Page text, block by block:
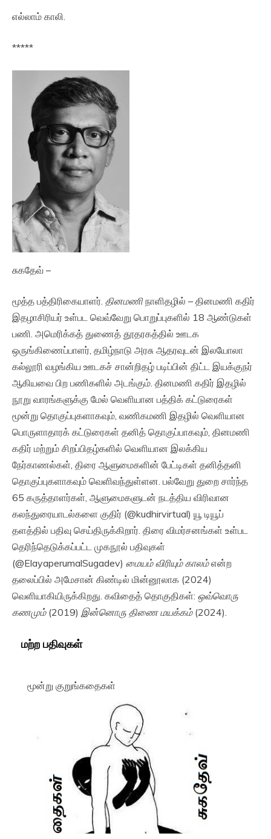
எல்லாம் காலி.
*****
சுகதேவ் –
மூத்த பத்திரிகையாளர். தினமணி நாளிதழில் – தினமணி கதிர்
இதழாசிரியர் உள்பட வெவ்வேறு பொறுப்புகளில் 18 ஆண்டுகள்
பணி. அமெரிக்கத் துணைத் தூதரகத்தில் ஊடக
ஒருங்கிணைப்பாளர், தமிழ்நாடு அரசு ஆதரவுடன் இலயோலா
கல்லூரி வழங்கிய ஊடகச் சான்றிதழ் படிப்பின் திட்ட இயக்குநர்
ஆகியவை பிற பணிகளில் அடங்கும். தினமணி கதிர் இதழில்
நூறு வாரங்களுக்கு மேல் வெளியான பத்திக் கட்டுரைகள்
மூன்று தொகுப்புகளாகவும், வணிகமணி இதழில் வெளியான
பொருளாதாரக் கட்டுரைகள் தனித் தொகுப்பாகவும், தினமணி
கதிர் மற்றும் சிறப்பிதழ்களில் வெளியான இலக்கிய
நேர்காணல்கள், திரை ஆளுமைகளின் பேட்டிகள் தனித்தனி
தொகுப்புகளாகவும் வெளிவந்துள்ளன. பல்வேறு துறை சார்ந்த
65 கருத்தாளர்கள், ஆளுமைகளுடன் நடத்திய விரிவான
கலந்துரையாடல்களை குதிர் (@kudhirvirtual) யூ டியூப்
தளத்தில் பதிவு செய்திருக்கிறார். திரை விமர்சனங்கள் உள்பட
தெரிந்தெடுக்கப்பட்ட முகநூல் பதிவுகள்
(@ElayaperumalSugadev) மையம் விரியும் காலம்என்ற
தலைப்பில் அமேசான் கிண்டில் மின்னூலாக (2024)
வெளியாகியிருக்கிறது. கவிதைத் தொகுதிகள்: ஒவ்வொரு
கணமும்(2019) இன்னொரு திணை மயக்கம்(2024).
மற்ற பதிவுகள்
மூன்று குறுங்கதைகள்